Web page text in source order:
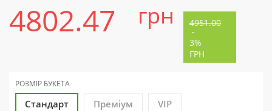
4802.47 грн 4951.00
-
3%
ГРН
РОЗМІР БУКЕТА
Стандарт Преміум VIP